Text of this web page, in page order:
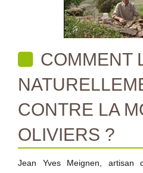
COMMENT
CONTRE LA
OLIVIERS ?
Jean Yves Meignen, artisan